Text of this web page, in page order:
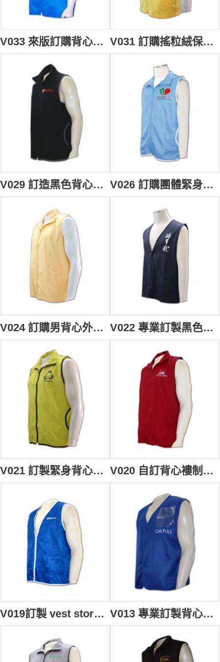
V033 來版訂購背心褸 設計背心款式 拉鏈背心外套 男裝背心褸 背心褸製造商HK V031 訂購搖粒絨保暖背心 訂製男裝搖粒絨背心 專營搖粒絨背心公司 訂做背心外套專門店
V029 訂造黑色背心褸 訂購團體活動背心外套 設計背心款式 vest order vest jacket 男 背心 背心供應商HK V026 訂購團體緊身背心 設計男背心外套 waistcoat online 量身訂製背心褸 背心供應商
V024 訂購男背心外套 safety vest 背心外套 襯 訂造團體純色背心褸 背心外套批發 V022 專業訂製黑色男背心褸 訂購團體開胸背心外套 設計背心款式 cheap vest vest design 背心批發商
V021 訂製緊身背心男背心外套 diy vest waistcoat online 背心外套中心 設計背心褸批發商 V020 自訂背心褸制服 設計男背心外套款式 宗教選舉 廟會寄付 背心外套製衣廠HK
V019訂製 vest store 背心男 vest company 訂購團體背心褸 製造背心外套專門店 V013 專業訂製背心外套 safety vest 背心外套 襯 男裝背心褸 背心專門店 政府部門 緊急調動背心